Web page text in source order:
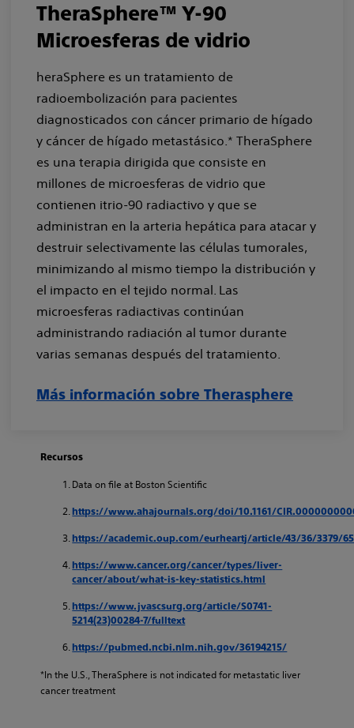
TheraSphere™ Y-90
Microesferas de vidrio
heraSphere es un tratamiento de
radioembolización para pacientes
diagnosticados con cáncer primario de hígado
y cáncer de hígado metastásico.* TheraSphere
es una terapia dirigida que consiste en
millones de microesferas de vidrio que
contienen itrio-90 radiactivo y que se
administran en la arteria hepática para atacar y
destruir selectivamente las células tumorales,
minimizando al mismo tiempo la distribución y
el impacto en el tejido normal. Las
microesferas radiactivas continúan
administrando radiación al tumor durante
varias semanas después del tratamiento.
Más información sobre Therasphere
Recursos
Data on file at Boston Scientific
https://www.ahajournals.org/doi/10.1161/
https://academic.oup.com/eurheartj/article/43/36/3379/
https://www.cancer.org/cancer/types/liver-
cancer/about/what-is-key-statistics.html
https://www.jvascsurg.org/article/S0741-
5214(23)00284-7/fulltext
https://pubmed.ncbi.nlm.nih.gov/36194215/
*In the U.S., TheraSphere is not indicated for metastatic liver
cancer treatment